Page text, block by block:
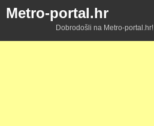
Metro-portal.hr
Dobrodošli na Metro-portal.hr!